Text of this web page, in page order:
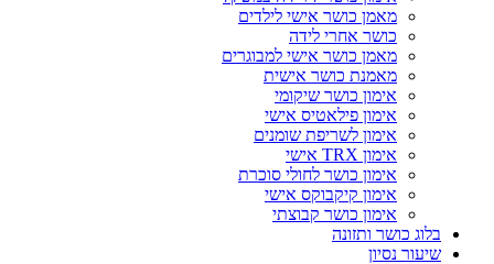
מאמן כושר אישי לילדים
כושר אחרי לידה
מאמן כושר אישי למבוגרים
מאמנת כושר אישית
אימון כושר שיקומי
אימון פילאטיס אישי
אימון לשריפת שומנים
אימון TRX אישי
אימון כושר לחולי סוכרת
אימון קיקבוקס אישי
אימון כושר קבוצתי
בלוג כושר ותזונה
שיעור נסיון